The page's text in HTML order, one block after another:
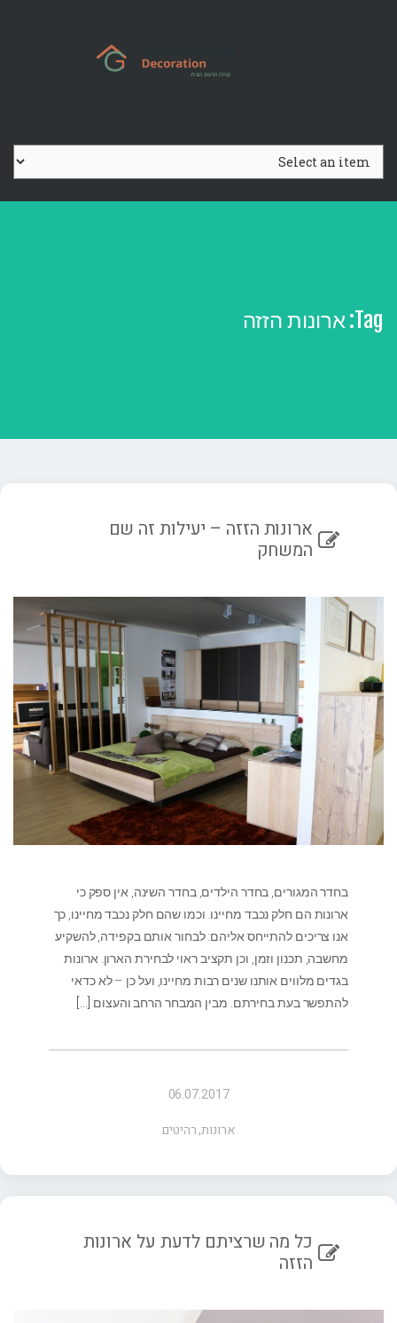
Tag: ארונות הזזה
ארונות הזזה – יעילות זה שם
המשחק
בחדר המגורים, בחדר הילדים, בחדר השינה, אין ספק כי
ארונות הם חלק נכבד מחיינו. וכמו שהם חלק נכבד מחיינו, כך
אנו צריכים להתייחס אליהם: לבחור אותם בקפידה, להשקיע
מחשבה, תכנון וזמן, וכן תקציב ראוי לבחירת הארון. ארונות
בגדים מלווים אותנו שנים רבות מחיינו, ועל כן – לא כדאי
להתפשר בעת בחירתם. מבין המבחר הרחב והעצום […]
06.07.2017
ארונות,רהיטים
כל מה שרציתם לדעת על ארונות
הזזה